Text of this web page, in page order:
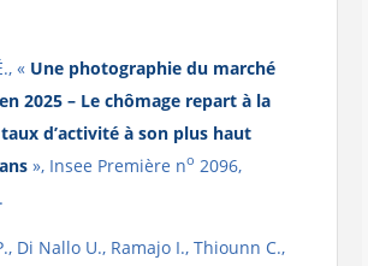
« Une photographie du marché
2025 – Le chômage repart à la
d’activité à son plus haut
», Insee Première no 2096,
Di Nallo U., Ramajo I., Thiounn C.,